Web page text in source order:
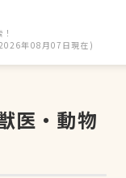
年08月07日現在)
医・動物